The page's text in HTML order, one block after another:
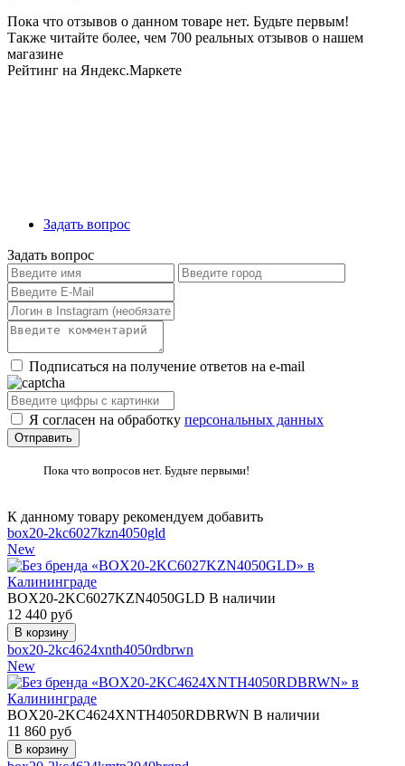
Пока что отзывов о данном товаре нет. Будьте первым!
Также читайте более, чем 700 реальных отзывов о нашем
магазине
Рейтинг на Яндекс.Маркете
Задать вопрос
Задать вопрос
Подписаться на получение ответов на e-mail
Я согласен на обработку персональных данных
Пока что вопросов нет. Будьте первыми!
К данному товару рекомендуем добавить
box20-2kc6027kzn4050gld
New
BOX20-2KC6027KZN4050GLD В наличии
12 440 руб
box20-2kc4624xnth4050rdbrwn
New
BOX20-2KC4624XNTH4050RDBRWN В наличии
11 860 руб